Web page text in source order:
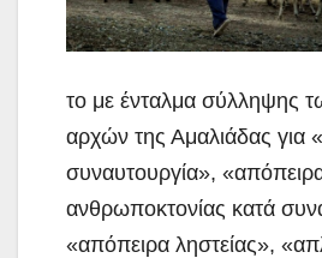
το με ένταλμα σύλληψης
αρχών της Αμαλιάδας για
συναυτουργία»,
ανθρωποκτονίας κατά
«απόπειρα ληστείας»,